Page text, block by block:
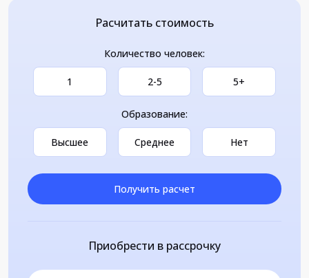
Расчитать стоимость
Количество человек:
1 2-5 5+
Образование:
Высшее Среднее Нет
Получить расчет
Приобрести в рассрочку